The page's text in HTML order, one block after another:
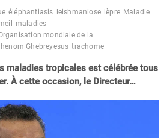
éléphantiasis leishmaniose lèpre Maladie
maladies
mondiale de la
Ghebreyesus trachome
maladies tropicales est célébrée tous
À cette occasion, le Directeur…